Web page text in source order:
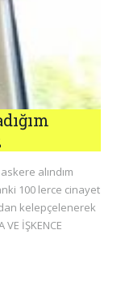
alındım
100 lerce cinayet
kelepçelenerek
İŞKENCE